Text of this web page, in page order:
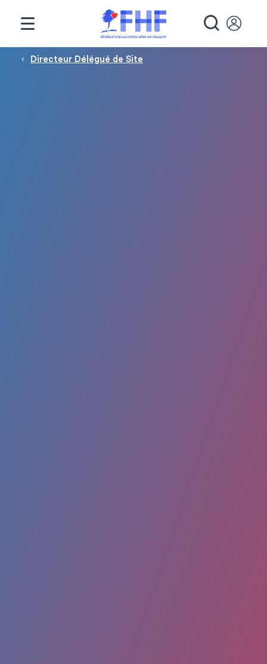
Fil d'Ariane
Directeur Délégué de Site
Panneau de gestion des cookies